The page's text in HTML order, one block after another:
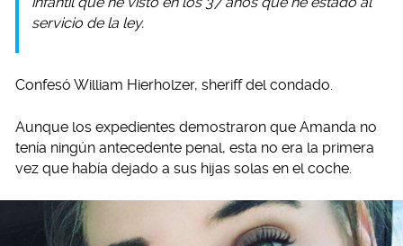
servicio de la ley.
Confesó William Hierholzer, sheriff del condado.
Aunque los expedientes demostraron que Amanda no
tenía ningún antecedente penal, esta no era la primera
vez que había dejado a sus hijas solas en el coche.